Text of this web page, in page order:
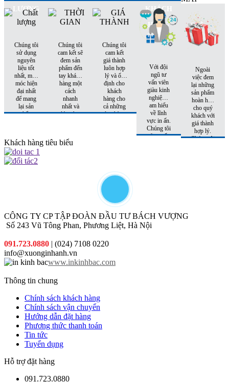
LƯỢNG
Chúng tôi
sử dụng
nguyên
liệu tốt
nhất, máy
móc hiện
đại nhất
để mang
lại sản
phẩm
hàng
Chúng tôi
cam kết sẽ
đem sản
phẩm đến
tay khách
hàng một
cách
nhanh
nhất và
đúng hẹn
Chúng tôi
cam kết
giá thành
luôn hợp
lý và ổn
định cho
khách
hàng cho
cả những
đơn hàng
KHÁCH
HÀNG
Với đội
ngũ tư
vấn viên
giàu kinh
nghiệm,
am hiểu
về lĩnh
vực in ấn.
Chúng tôi
sẽ tư vấn
Ngoài
việc đem
lại những
sản phẩm
hoàn hảo
cho quý
khách với
giá thành
hợp lý.
Chúng tôi
Khách hàng tiêu biểu
CÔNG TY CP TẬP ĐOÀN ĐẦU TƯ BÁCH VƯỢNG
Số 243 Vũ Tông Phan, Phương Liệt, Hà Nội
091.723.0880 | (024) 7108 0220
info@xuonginhanh.vn
www.inkinhbac.com
Thông tin chung
Chính sách khách hàng
Chính sách vận chuyển
Hướng dẫn đặt hàng
Phương thức thanh toán
Tin tức
Tuyển dụng
Hỗ trợ đặt hàng
091.723.0880